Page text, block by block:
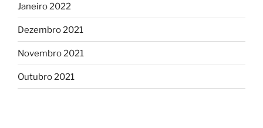
Janeiro 2022
Dezembro 2021
Novembro 2021
Outubro 2021